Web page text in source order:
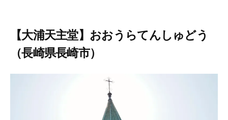
【大浦天主堂】おおうらてんしゅどう
（長崎県長崎市）